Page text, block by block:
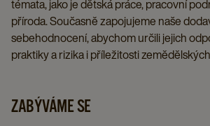
témata, jako je dětská práce, pracovní
příroda. Současně zapojujeme naše
sebehodnocení, abychom určili jejich
praktiky a rizika i příležitosti
ZABÝVÁME SE